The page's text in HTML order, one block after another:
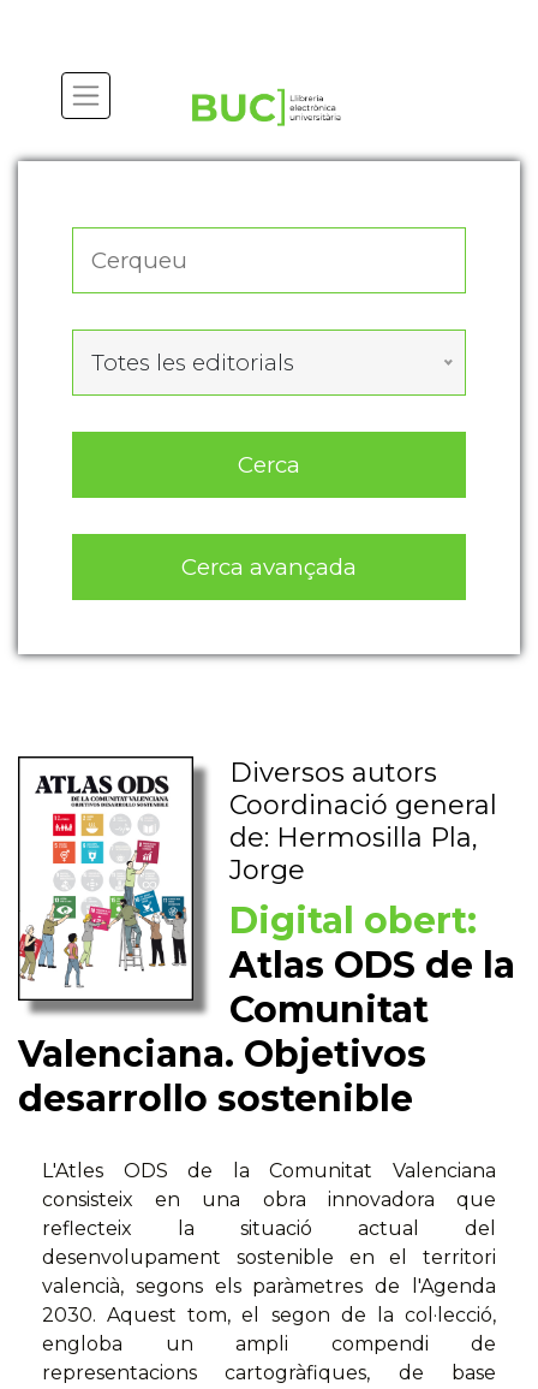
Totes les editorials
Cerca
Cerca avançada
Diversos autors
Coordinació general
de: Hermosilla Pla,
Jorge
Digital obert:
Atlas ODS de la
Comunitat
Valenciana. Objetivos
desarrollo sostenible
L'Atles ODS de la Comunitat Valenciana
consisteix en una obra innovadora que
reflecteix la situació actual del
desenvolupament sostenible en el territori
valencià, segons els paràmetres de l'Agenda
2030. Aquest tom, el segon de la col·lecció,
engloba un ampli compendi de
representacions cartogràfiques, de base